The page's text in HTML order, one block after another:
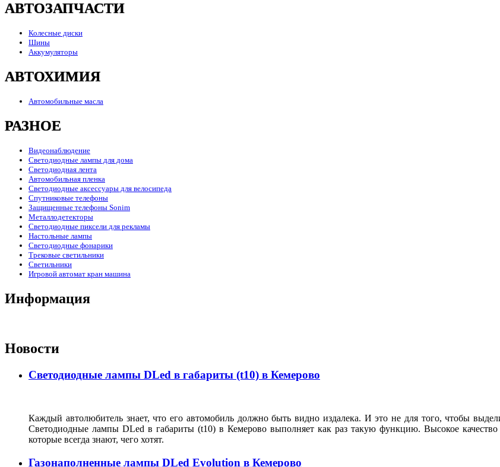
АВТОЗАПЧАСТИ
Колесные диски
Шины
Аккумуляторы
АВТОХИМИЯ
Автомобильные масла
РАЗНОЕ
Видеонаблюдение
Светодиодные лампы для дома
Светодиодная лента
Автомобильная пленка
Светодиодные аксессуары для велосипеда
Спутниковые телефоны
Защищенные телефоны Sonim
Металлодетекторы
Светодиодные пиксели для рекламы
Настольные лампы
Светодиодные фонарики
Трековые светильники
Светильники
Игровой автомат кран машина
Информация
Новости
Светодиодные лампы DLed в габариты (t10) в Кемерово
Каждый автолюбитель знает, что его автомобиль должно быть видно издалека. И это не для того, чтобы
Светодиодные лампы DLed в габариты (t10) в Кемерово выполняет как раз такую функцию. Высокое
которые всегда знают, чего хотят.
Газонаполненные лампы DLed Evolution в Кемерово